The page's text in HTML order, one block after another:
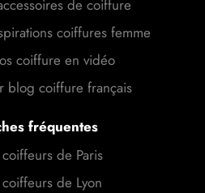
de coiffure
coiffures femme
coiffure en vidéo
blog coiffure français
fréquentes
de Paris
de Lyon